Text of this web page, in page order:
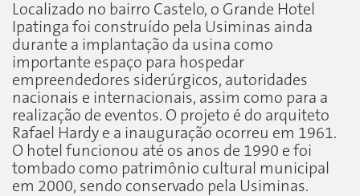
Localizado no bairro Castelo, o Grande Hotel
Ipatinga foi construído pela Usiminas ainda
durante a implantação da usina como
importante espaço para hospedar
empreendedores siderúrgicos, autoridades
nacionais e internacionais, assim como para a
realização de eventos. O projeto é do arquiteto
Rafael Hardy e a inauguração ocorreu em 1961.
O hotel funcionou até os anos de 1990 e foi
tombado como patrimônio cultural municipal
em 2000, sendo conservado pela Usiminas.